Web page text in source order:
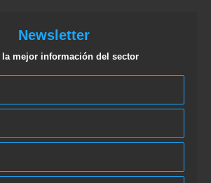
Newsletter
la mejor información del sector